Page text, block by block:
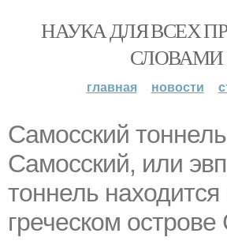
НАУКА ДЛЯ ВСЕХ
СЛОВАМИ
главная новости
Самосский
Самосский, или
тоннель находится
греческом